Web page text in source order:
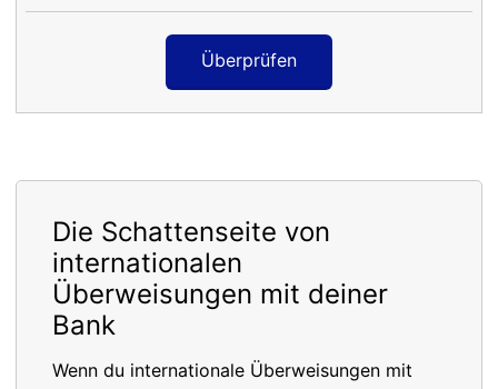
Überprüfen
Die Schattenseite von
internationalen
Überweisungen mit deiner
Bank
Wenn du internationale Überweisungen mit